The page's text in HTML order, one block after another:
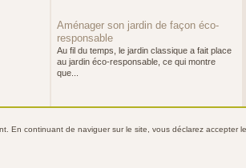
Aménager son jardin de façon éco-
responsable
Au fil du temps, le jardin classique a fait place
au jardin éco-responsable, ce qui montre
que...
En continuant de naviguer sur le site, vous déclarez accepter